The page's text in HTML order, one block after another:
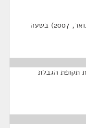
מיום רביעי, כ' בטבת, התשס"ז (10 בינואר, 2007) בשעה
תקופת הגבלת